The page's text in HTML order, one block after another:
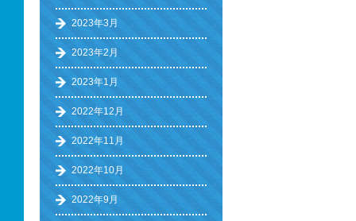
2023年3月
2023年2月
2023年1月
2022年12月
2022年11月
2022年10月
2022年9月